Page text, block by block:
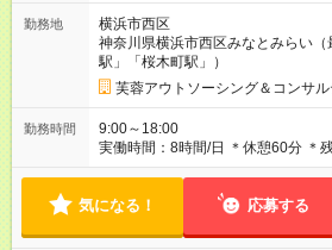
勤務地
横浜市西区
神奈川県横浜市西区みなとみらい
駅」「桜木町駅」）
芙蓉アウトソーシング＆コンサ
勤務時間
9:00～18:00
実働時間：8時間/日 ＊休憩60分 ＊
回、イベント対応で時差出勤があ
気になる！ 応募する